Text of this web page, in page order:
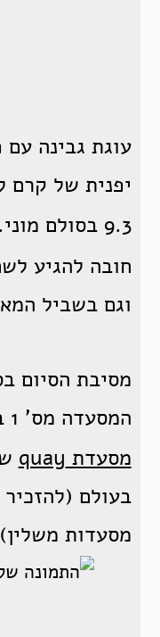
עוגת גבינה עם
יפנית של קרם
9.3 בסולם מוני.
חובה להגיע
וגם בשביל
מסיבת הסיום
המסעדה מס' 1 באוסטרליה.
מסעדת quay
בעולם
מסעדות